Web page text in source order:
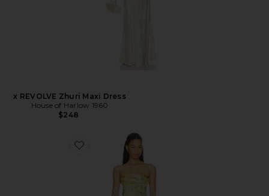
x REVOLVE Zhuri Maxi Dress
House of Harlow 1960
$248